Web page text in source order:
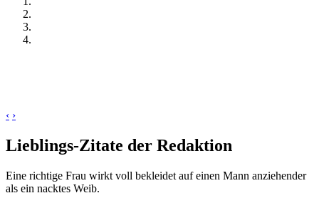
‹ ›
Lieblings-Zitate der Redaktion
Eine richtige Frau wirkt voll bekleidet auf einen Mann anziehender
als ein nacktes Weib.